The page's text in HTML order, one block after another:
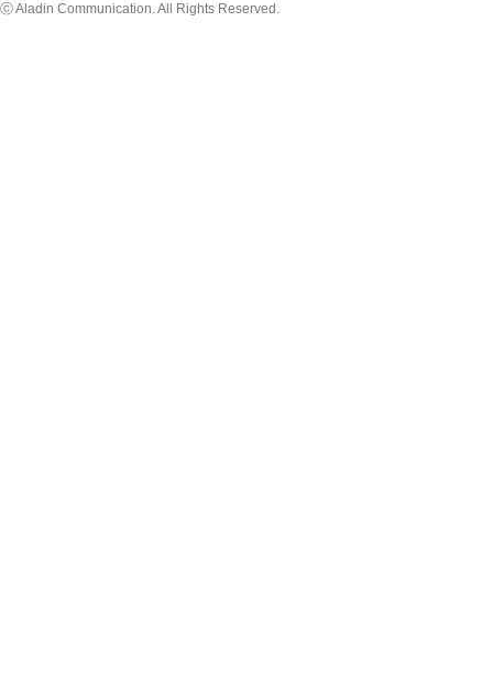
ⓒ Aladin Communication. All Rights Reserved.